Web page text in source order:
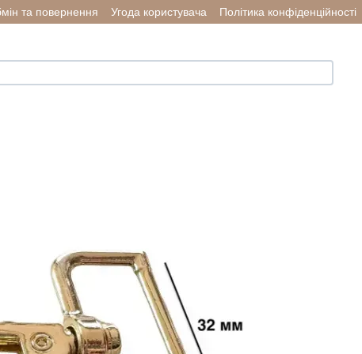
та повернення Угода користувача Політика конфіденційності